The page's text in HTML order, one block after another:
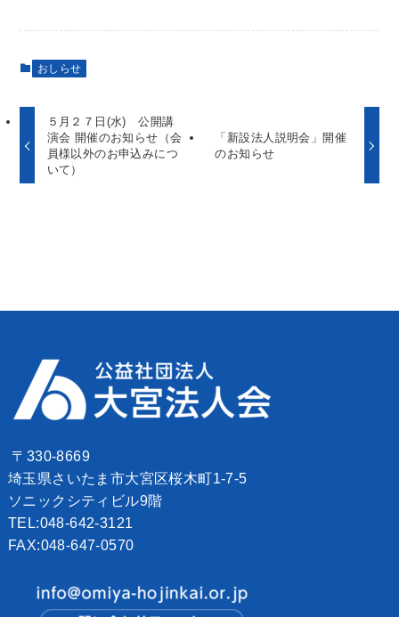
おしらせ
５月２７日(水) 公開講
演会 開催のお知らせ（会
員様以外のお申込みにつ
いて）
「新設法人説明会」開催
のお知らせ
〒330-8669
埼玉県さいたま市大宮区桜木町1-7-5
ソニックシティビル9階
TEL:048-642-3121
FAX:048-647-0570